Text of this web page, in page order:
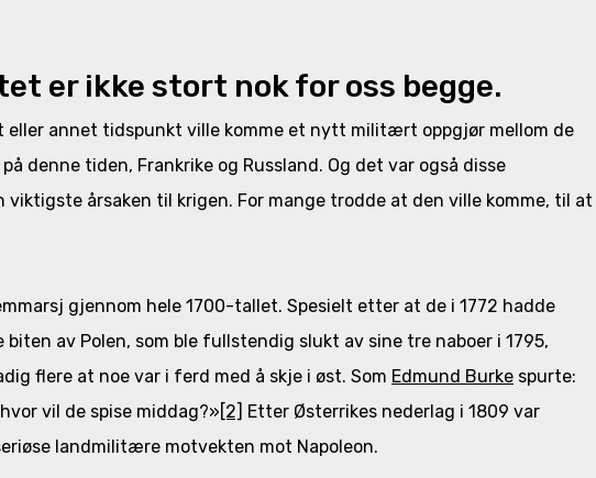
er ikke stort nok for oss begge.
eller annet tidspunkt ville komme et nytt militært oppgjør mellom de
denne tiden, Frankrike og Russland. Og det var også disse
årsaken til krigen. For mange trodde at den ville komme, til at
gjennom hele 1700-tallet. Spesielt etter at de i 1772 hadde
av Polen, som ble fullstendig slukt av sine tre naboer i 1795,
flere at noe var i ferd med å skje i øst. Som Edmund Burke spurte:
vil de spise middag?» [2]
Etter Østerrikes nederlag i 1809 var
landmilitære motvekten mot Napoleon.